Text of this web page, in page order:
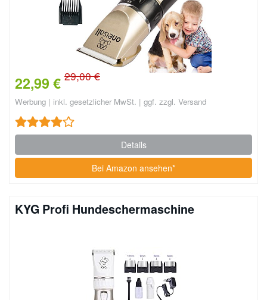
22,99 € 29,00 €
Werbung | inkl. gesetzlicher MwSt. | ggf. zzgl. Versand
Details
Bei Amazon ansehen*
KYG Profi Hundeschermaschine